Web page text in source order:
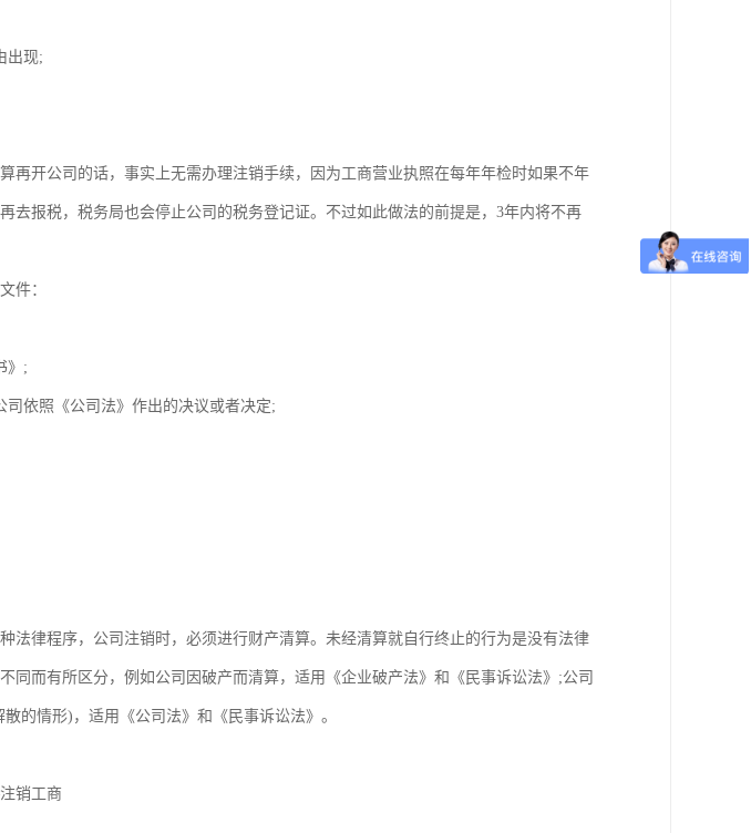
出现;
再开公司的话，事实上无需办理注销手续，因为工商营业执照在每年年检时如果不年
去报税，税务局也会停止公司的税务登记证。不过如此做法的前提是，3年内将不再
件：
》;
依照《公司法》作出的决议或者决定;
法律程序，公司注销时，必须进行财产清算。未经清算就自行终止的行为是没有法律
同而有所区分，例如公司因破产而清算，适用《企业破产法》和《民事诉讼法》;公司
的情形)，适用《公司法》和《民事诉讼法》。
销工商